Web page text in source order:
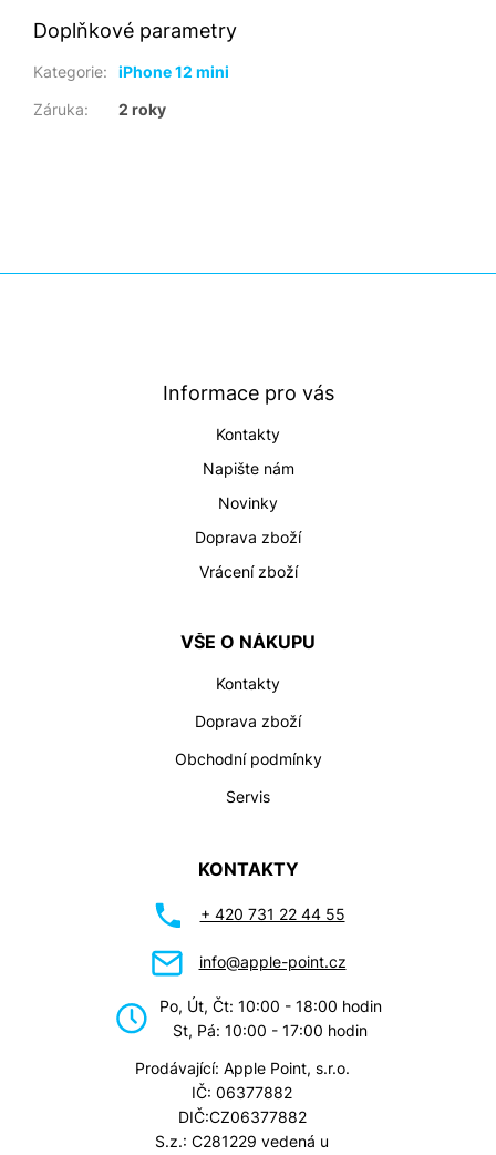
Doplňkové parametry
Kategorie:
iPhone 12 mini
Záruka: 2 roky
Informace pro vás
Kontakty
Napište nám
Novinky
Doprava zboží
Vrácení zboží
VŠE O NÁKUPU
Kontakty
Doprava zboží
Obchodní podmínky
Servis
KONTAKTY
+ 420 731 22 44 55
info@apple-point.cz
Po, Út, Čt: 10:00 - 18:00 hodin
St, Pá: 10:00 - 17:00 hodin
Prodávající: Apple Point, s.r.o.
IČ: 06377882
DIČ:CZ06377882
S.z.: C281229 vedená u